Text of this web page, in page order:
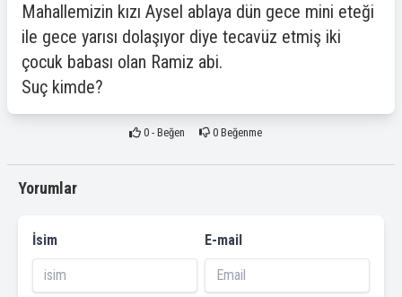
Mahallemizin kızı Aysel ablaya dün gece mini eteği
ile gece yarısı dolaşıyor diye tecavüz etmiş iki
çocuk babası olan Ramiz abi.
Suç kimde?
0- Beğen 0 Beğenme
Yorumlar
İsim E-mail